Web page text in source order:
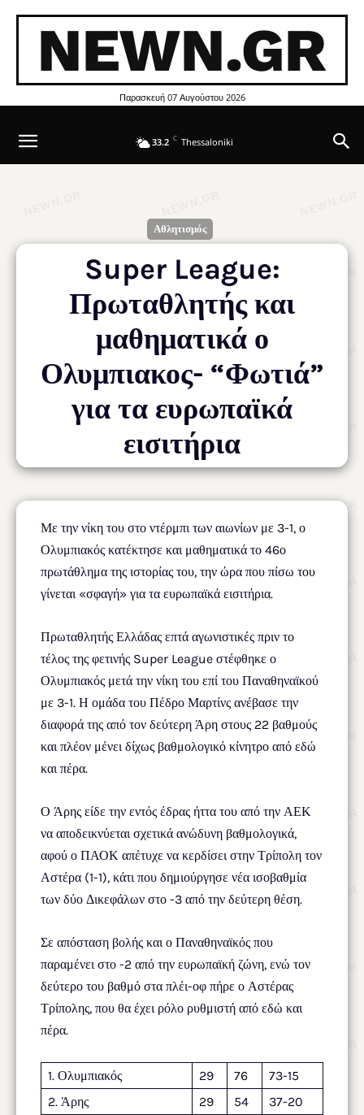
NEWN.GR
Παρασκευή 07 Αυγούστου 2026
33.2 C Thessaloniki
Αθλητισμός
Super League:
Πρωταθλητής και
μαθηματικά ο
Ολυμπιακος- “Φωτιά”
για τα ευρωπαϊκά
εισιτήρια
Με την νίκη του στο ντέρμπι των αιωνίων με 3-1, ο
Ολυμπιακός κατέκτησε και μαθηματικά το 46ο
πρωτάθλημα της ιστορίας του, την ώρα που πίσω του
γίνεται «σφαγή» για τα ευρωπαϊκά εισιτήρια.
Πρωταθλητής Ελλάδας επτά αγωνιστικές πριν το
τέλος της φετινής Super League στέφθηκε ο
Ολυμπιακός μετά την νίκη του επί του Παναθηναϊκού
με 3-1. Η ομάδα του Πέδρο Μαρτίνς ανέβασε την
διαφορά της από τον δεύτερη Άρη στους 22 βαθμούς
και πλέον μένει δίχως βαθμολογικό κίνητρο από εδώ
και πέρα.
Ο Άρης είδε την εντός έδρας ήττα του από την ΑΕΚ
να αποδεικνύεται σχετικά ανώδυνη βαθμολογικά,
αφού ο ΠΑΟΚ απέτυχε να κερδίσει στην Τρίπολη τον
Αστέρα (1-1), κάτι που δημιούργησε νέα ισοβαθμία
των δύο Δικεφάλων στο -3 από την δεύτερη θέση.
Σε απόσταση βολής και ο Παναθηναϊκός που
παραμένει στο -2 από την ευρωπαϊκή ζώνη, ενώ τον
δεύτερο του βαθμό στα πλέι-οφ πήρε ο Αστέρας
Τρίπολης, που θα έχει ρόλο ρυθμιστή από εδώ και
πέρα.
1. Ολυμπιακός 29 76
73-15
2. Άρης
29 54
37-20